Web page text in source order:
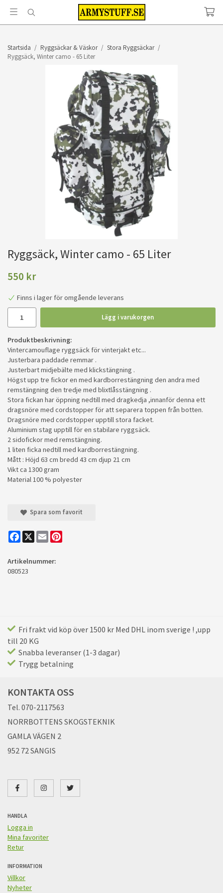
Startsida / Ryggsäckar & Väskor / Stora Ryggsäckar /
Ryggsäck, Winter camo - 65 Liter
Ryggsäck, Winter camo - 65 Liter
550 kr
Finns i lager för omgående leverans
Lägg i varukorgen
Produktbeskrivning:
Vintercamouflage ryggsäck för vinterjakt etc...
Justerbara paddade remmar .
Justerbart midjebälte med klickstängning .
Högst upp tre fickor en med kardborrestängning den andra med
remstängning den tredje med blixtlåsstängning .
Stora fickan har öppning nedtill med dragkedja ,innanför denna ett
dragsnöre med cordstopper för att separera toppen från botten.
Dragsnöre med cordstopper upptill stora facket.
Aluminium stag upptill för en stabilare ryggsäck.
2 sidofickor med remstängning.
1 liten ficka nedtill med kardborrestängning.
Mått : Höjd 63 cm bredd 43 cm djup 21 cm
Vikt ca 1300 gram
Material 100 % polyester
Spara som favorit
Facebook
X Email
Artikelnummer:
080523
Fri frakt vid köp över 1500 kr Med DHL inom sverige ! ,upp
till 20 KG
Snabba leveranser (1-3 dagar)
Trygg betalning
KONTAKTA OSS
Tel. 070-2117563
NORRBOTTENS SKOGSTEKNIK
GAMLA VÄGEN 2
952 72 SANGIS
HANDLA
Logga in
Mina favoriter
Retur
INFORMATION
Villkor
Nyheter